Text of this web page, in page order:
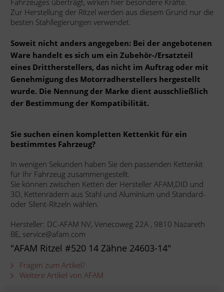
Fahrzeuges überträgt, wirken hier besondere Kräfte.
Zur Herstellung der Ritzel werden aus diesem Grund nur die
besten Stahllegierungen verwendet.
Soweit nicht anders angegeben: Bei der angebotenen
Ware handelt es sich um ein Zubehör-/Ersatzteil
eines Drittherstellers, das nicht im Auftrag oder mit
Genehmigung des Motorradherstellers hergestellt
wurde. Die Nennung der Marke dient ausschließlich
der Bestimmung der Kompatibilität.
Sie suchen einen kompletten Kettenkit für ein
bestimmtes Fahrzeug?
In wenigen Sekunden haben Sie den passenden Kettenkit
für Ihr Fahrzeug zusammengestellt.
Sie können zwischen Ketten der Hersteller AFAM,DID und
3D, Kettenrädern aus Stahl und Aluminium und Standard-
oder Silent-Ritzeln wählen.
Hersteller: DC-AFAM NV, Venecoweg 22A , 9810 Nazareth
BE, service@afam.com
"AFAM Ritzel #520 14 Zähne 24603-14"
Fragen zum Artikel?
Weitere Artikel von AFAM